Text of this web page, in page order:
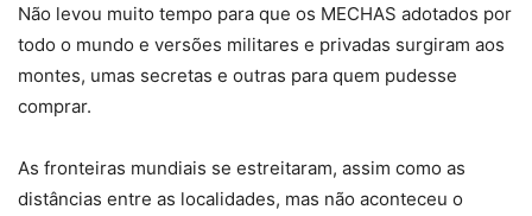
Não levou muito tempo para que os MECHAS adotados por
todo o mundo e versões militares e privadas surgiram aos
montes, umas secretas e outras para quem pudesse
comprar.
As fronteiras mundiais se estreitaram, assim como as
distâncias entre as localidades, mas não aconteceu o